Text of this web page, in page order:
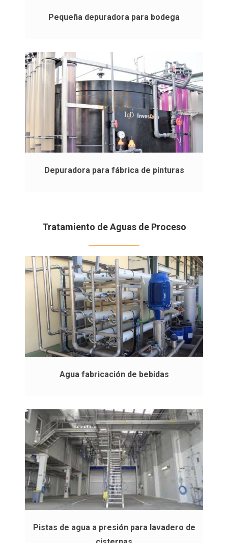
Pequeña depuradora para bodega
Depuradora para fábrica de pinturas
Tratamiento de Aguas de Proceso
Agua fabricación de bebidas
Pistas de agua a presión para lavadero de